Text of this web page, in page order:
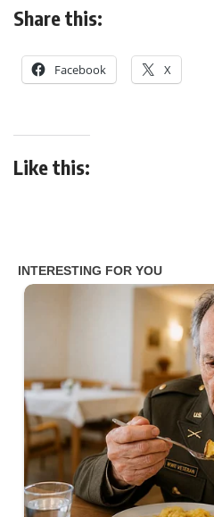
Share this:
Facebook X
Like this: